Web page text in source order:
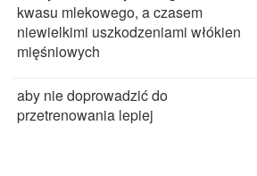
kwasu mlekowego, a czasem
niewielkimi uszkodzeniami włókien
mięśniowych
aby nie doprowadzić do
przetrenowania lepiej